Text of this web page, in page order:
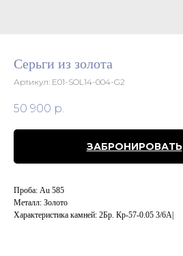
Серьги из золота
Артикул: E01-SOL14-004-G2
50 900 р.
ЗАБРОНИРОВАТЬ
Проба: Au 585
Металл: Золото
Характеристика камней: 2Бр. Кр-57-0.05 3/6А|